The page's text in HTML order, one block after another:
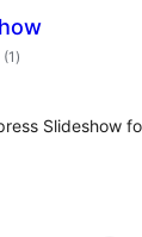
(1 টা
মুঠ)
Slideshow